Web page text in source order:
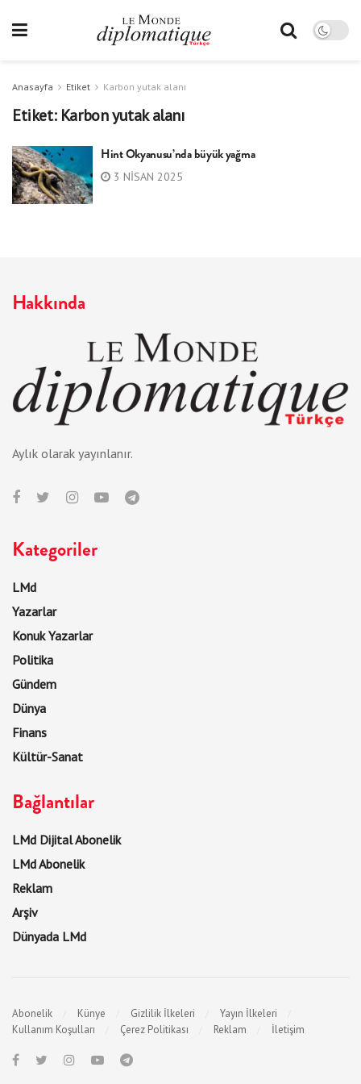
Anasayfa Etiket Karbon yutak alanı
Etiket: Karbon yutak alanı
Hint Okyanusu’nda büyük yağma
3 NISAN 2025
Hakkında
Aylık olarak yayınlanır.
Kategoriler
LMd
Yazarlar
Konuk Yazarlar
Politika
Gündem
Dünya
Finans
Kültür-Sanat
Bağlantılar
LMd Dijital Abonelik
LMd Abonelik
Reklam
Arşiv
Dünyada LMd
Abonelik Künye Gizlilik İlkeleri
Yayın İlkeleri
Kullanım Koşulları
Çerez Politikası Reklam İletişim